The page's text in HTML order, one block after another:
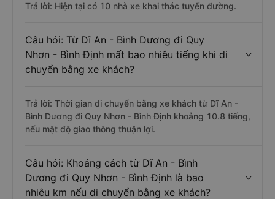
Trả lời: Hiện tại có 10 nhà xe khai thác tuyến đường.
Câu hỏi: Từ Dĩ An - Bình Dương đi Quy
Nhơn - Bình Định mất bao nhiêu tiếng khi di
chuyển bằng xe khách?
Trả lời: Thời gian di chuyển bằng xe khách từ Dĩ An -
Bình Dương đi Quy Nhơn - Bình Định khoảng 10.8 tiếng,
nếu mật độ giao thông thuận lợi.
Câu hỏi: Khoảng cách từ Dĩ An - Bình
Dương đi Quy Nhơn - Bình Định là bao
nhiêu km nếu di chuyển bằng xe khách?